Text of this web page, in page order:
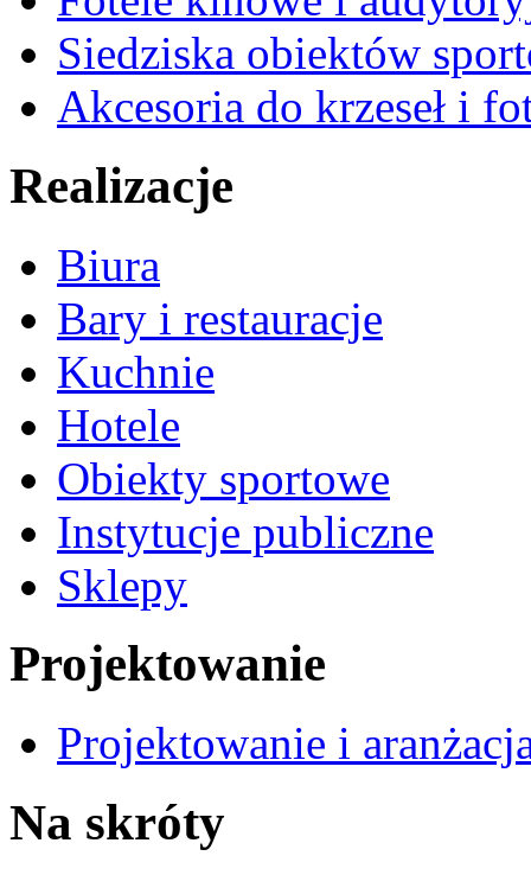
Siedziska obiektów
Akcesoria do krzeseł i
Realizacje
Biura
Bary i restauracje
Kuchnie
Hotele
Obiekty sportowe
Instytucje publiczne
Sklepy
Projektowanie
Projektowanie i
Na skróty